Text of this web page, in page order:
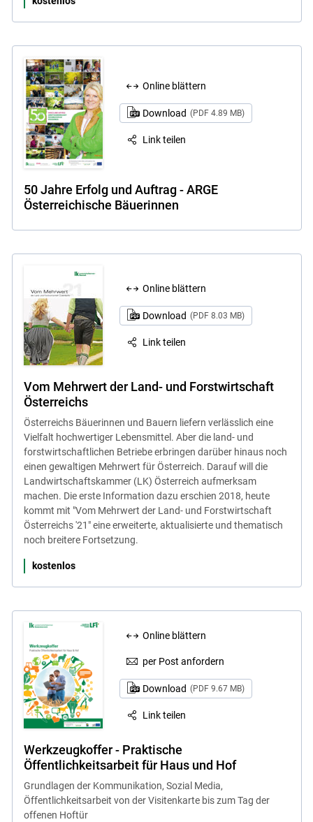
Online blättern
Download (PDF 4.89 MB)
Link teilen
50 Jahre Erfolg und Auftrag - ARGE
Österreichische Bäuerinnen
Online blättern
Download (PDF 8.03 MB)
Link teilen
Vom Mehrwert der Land- und Forstwirtschaft
Österreichs
Österreichs Bäuerinnen und Bauern liefern verlässlich eine
Vielfalt hochwertiger Lebensmittel. Aber die land- und
forstwirtschaftlichen Betriebe erbringen darüber hinaus noch
einen gewaltigen Mehrwert für Österreich. Darauf will die
Landwirtschaftskammer (LK) Österreich aufmerksam
machen. Die erste Information dazu erschien 2018, heute
kommt mit "Vom Mehrwert der Land- und Forstwirtschaft
Österreichs '21" eine erweiterte, aktualisierte und thematisch
noch breitere Fortsetzung.
kostenlos
Online blättern
per Post anfordern
Download (PDF 9.67 MB)
Link teilen
Werkzeugkoffer - Praktische
Öffentlichkeitsarbeit für Haus und Hof
Grundlagen der Kommunikation, Sozial Media,
Öffentlichkeitsarbeit von der Visitenkarte bis zum Tag der
offenen Hoftür